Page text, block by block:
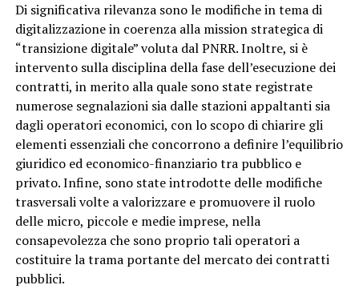
Di significativa rilevanza sono le modifiche in tema di
digitalizzazione in coerenza alla mission strategica di
“transizione digitale” voluta dal PNRR. Inoltre, si è
intervento sulla disciplina della fase dell’esecuzione dei
contratti, in merito alla quale sono state registrate
numerose segnalazioni sia dalle stazioni appaltanti sia
dagli operatori economici, con lo scopo di chiarire gli
elementi essenziali che concorrono a definire l’equilibrio
giuridico ed economico-finanziario tra pubblico e
privato. Infine, sono state introdotte delle modifiche
trasversali volte a valorizzare e promuovere il ruolo
delle micro, piccole e medie imprese, nella
consapevolezza che sono proprio tali operatori a
costituire la trama portante del mercato dei contratti
pubblici.